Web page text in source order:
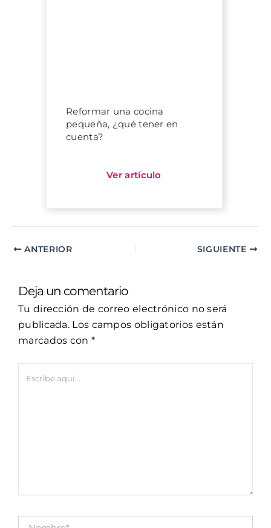
Reformar una cocina
pequeña, ¿qué tener en
cuenta?
ANTERIOR SIGUIENTE
Deja un comentario
Tu dirección de correo electrónico no será
publicada. Los campos obligatorios están
marcados con *
aquí...
Nombre*